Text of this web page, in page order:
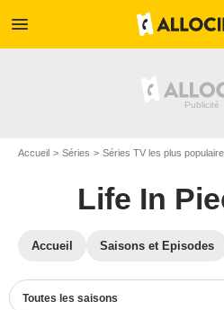
menu
Accueil Séries Séries TV les plus
Life In
Accueil Saisons et Episodes
Toutes les saisons